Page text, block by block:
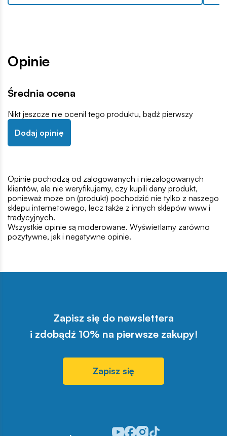
Opinie
Średnia ocena
Nikt jeszcze nie ocenił tego produktu, bądź pierwszy
Dodaj opinię
Opinie pochodzą od zalogowanych i niezalogowanych
klientów, ale nie weryfikujemy, czy kupili dany produkt,
ponieważ może on (produkt) pochodzić nie tylko z naszego
sklepu internetowego, lecz także z innych sklepów www i
tradycyjnych.
Wszystkie opinie są moderowane. Wyświetlamy zarówno
pozytywne, jak i negatywne opinie.
Zapisz się do newslettera
i zdobądź 10% na pierwsze zakupy!
Zapisz się
Odwiedź nasz profil w serwisie
Odwiedź nasz profil w
Odwiedź nasz profil w
Odwiedź nasz profil w